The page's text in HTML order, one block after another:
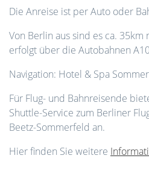
Die Anreise ist per Auto oder
Von Berlin aus sind es ca.
erfolgt über die Autobahnen
Navigation: Hotel & Spa
Für Flug- und Bahnreisende
Shuttle-Service zum Berliner
Beetz-Sommerfeld an.
Hier finden Sie weitere